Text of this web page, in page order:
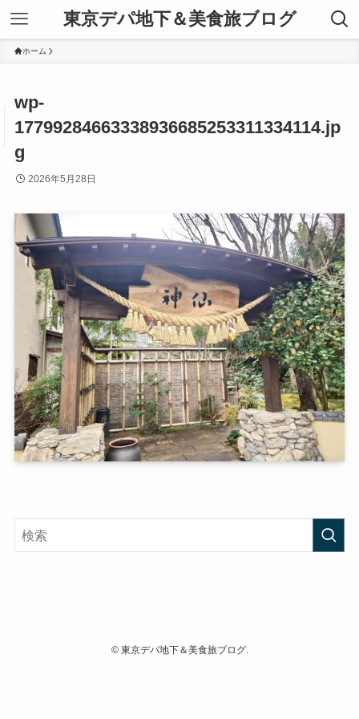
東京デパ地下＆美食旅ブログ
ホーム
wp-
17799284663338936685253311334114.jp
g
2026年5月28日
©東京デパ地下＆美食旅ブログ.